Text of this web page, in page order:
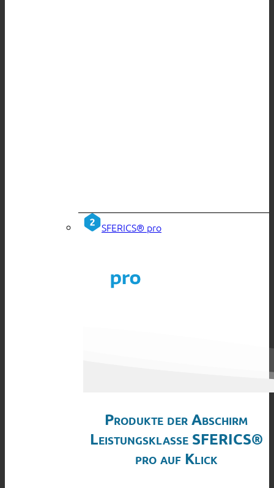
SFERICS® pro
Produkte der Abschirm
Leistungsklasse SFERICS®
pro auf Klick